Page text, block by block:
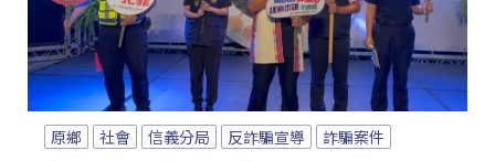
原鄉 社會 信義分局 反詐騙宣導 詐騙案件